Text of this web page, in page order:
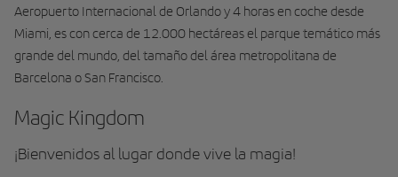
Aeropuerto Internacional de Orlando y 4 horas en coche desde
Miami, es con cerca de 12.000 hectáreas el parque temático más
grande del mundo, del tamaño del área metropolitana de
Barcelona o San Francisco.
Magic Kingdom
¡Bienvenidos al lugar donde vive la magia!